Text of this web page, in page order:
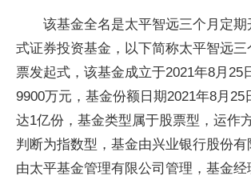
该基金全名是太平智远三个月定
式证券投资基金，以下简称太平智远
票发起式，该基金成立于2021年8月25
9900万元，基金份额日期2021年8月25
达1亿份，基金类型属于股票型，运作
判断为指数型，基金由兴业银行股份
由太平基金管理有限公司管理，基金经